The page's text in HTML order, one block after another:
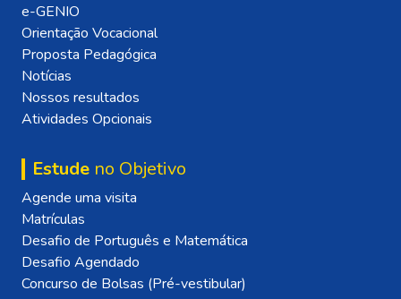
e-GENIO
Orientação Vocacional
Proposta Pedagógica
Notícias
Nossos resultados
Atividades Opcionais
Estude no Objetivo
Agende uma visita
Matrículas
Desafio de Português e Matemática
Desafio Agendado
Concurso de Bolsas (Pré-vestibular)